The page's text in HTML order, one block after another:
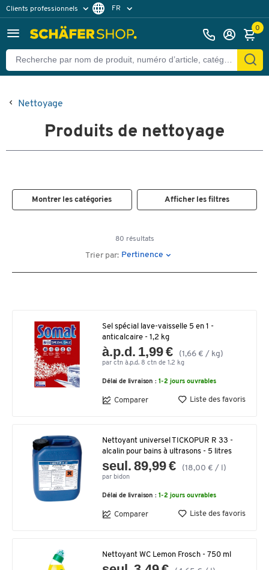
Clients professionnels
Clients particuliers
FR
0
Nettoyage
Produits de nettoyage
Montrer les catégories Afficher les filtres
80 résultats
Trier par: Pertinence
Sel spécial lave-vaisselle 5 en 1 -
anticalcaire - 1,2 kg
à.p.d. 1,99 € (1,66 € / kg)
par ctn à.p.d. 8 ctn de 1.2 kg
Délai de livraison : 1-2 jours ouvrables
Comparer Liste des favoris
Nettoyant universel TICKOPUR R 33 -
alcalin pour bains à ultrasons - 5 litres
seul. 89,99 € (18,00 € / l)
par bidon
Délai de livraison : 1-2 jours ouvrables
Comparer Liste des favoris
Nettoyant WC Lemon Frosch - 750 ml